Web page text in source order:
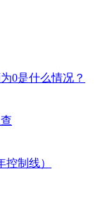
0是什么情况？
制线）